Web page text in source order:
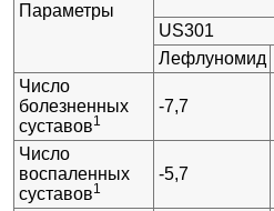
Параметры
US301
Лефлуномид
Число
болезненных
суставов1
-7,7
Число
воспаленных
суставов1
-5,7